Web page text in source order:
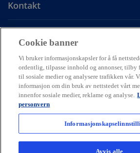
Kontakt
Om oss
Karriere
o
e
n
s
i
o
p
e
n
s
© 2026 KPMG AS and KPMG Law
liability companies and a member firm of the
organization of independent member firms
Cookie banner
Vi bruker informasjonskapsler for å få
ordentlig, tilpasse innhold og annonser, tilby
til sosiale medier og analysere trafikken vår.
informasjon om din bruk av nettstedet vårt
innenfor sosiale medier, reklame og analyse.
personvern
Avvis alle